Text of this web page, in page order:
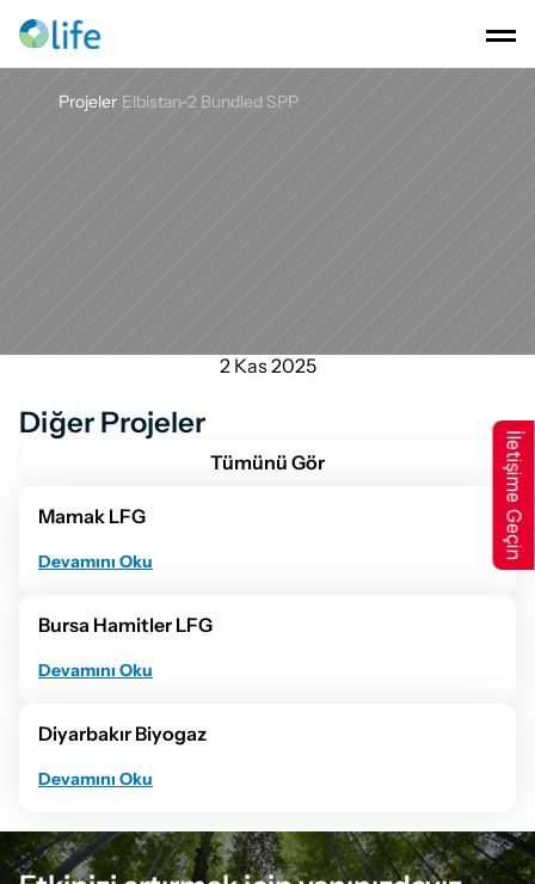
Projeler Elbistan-2 Bundled SPP
2 Kas 2025
Diğer Projeler
Tümünü Gör
Mamak LFG
Devamını Oku
Bursa Hamitler LFG
Devamını Oku
Diyarbakır Biyogaz
Devamını Oku
İletişime Geçin